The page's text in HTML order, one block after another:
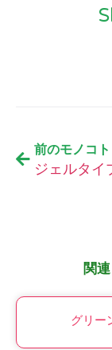
前のモノコト
関
グリー